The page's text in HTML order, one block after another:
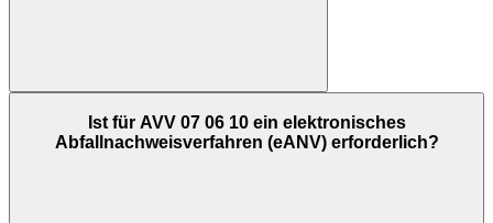
Ist für AVV 07 06 10 ein elektronisches
Abfallnachweisverfahren (eANV) erforderlich?